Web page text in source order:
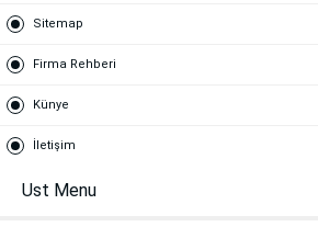
Sitemap
Firma Rehberi
Künye
İletişim
Ust Menu